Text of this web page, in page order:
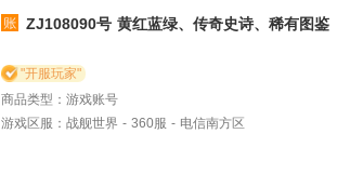
ZJ108090号 黄红蓝绿、传奇史诗、稀有图鉴
"开服玩家"
商品类型：游戏账号
游戏区服：战舰世界 - 360服 - 电信南方区